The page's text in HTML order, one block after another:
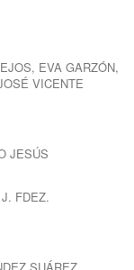
EVA GARZÓN,
VICENTE
JESÚS
FDEZ.